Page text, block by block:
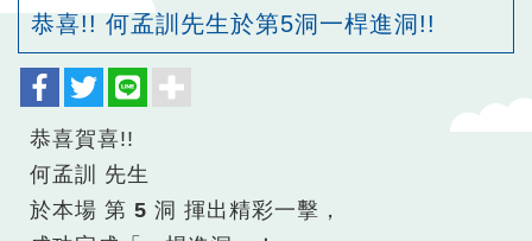
恭喜!! 何孟訓先生於第5洞一桿進洞!!
恭喜賀喜!!
何孟訓 先生
於本場 第 5 洞 揮出精彩一擊，